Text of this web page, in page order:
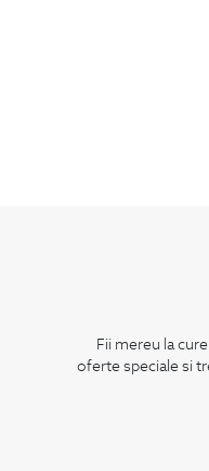
Fii mereu la
oferte speciale si